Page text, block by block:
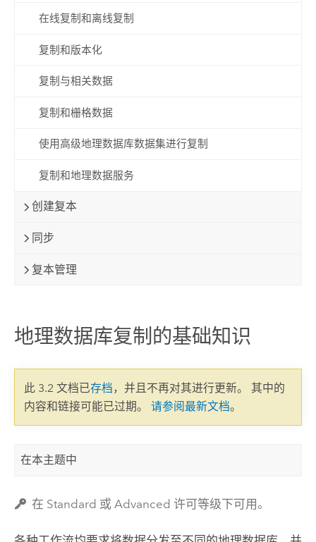
在线复制和离线复制
复制和版本化
复制与相关数据
复制和栅格数据
使用高级地理数据库数据集进行复制
复制和地理数据服务
创建复本
同步
复本管理
地理数据库复制的基础知识
此 3.2 文档已存档，并且不再对其进行更新。 其中的
内容和链接可能已过期。 请参阅最新文档。
在本主题中
在 Standard 或 Advanced 许可等级下可用。